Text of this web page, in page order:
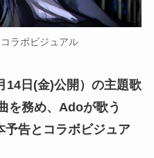
ラボビジュアル
14日(金)公開）の主題歌
を務め、Adoが歌う
予告とコラボビジュア